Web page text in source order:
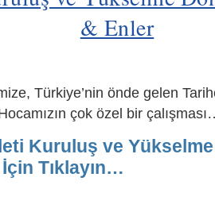
& Enler
Türkiye’nin önde gelen
çok özel bir
Kuruluş ve
Tıklayın…